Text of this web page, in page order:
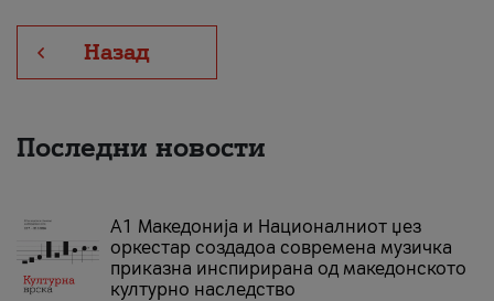
Назад
Последни новости
А1 Македонија и Националниот џез
оркестар создадоа современа музичка
приказна инспирирана од македонското
културно наследство